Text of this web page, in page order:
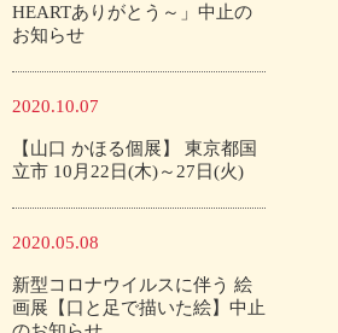
HEARTありがとう～」中止の
お知らせ
2020.10.07
【山口 かほる個展】 東京都国
立市 10月22日(木)～27日(火)
2020.05.08
新型コロナウイルスに伴う 絵
画展【口と足で描いた絵】中止